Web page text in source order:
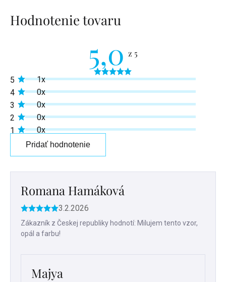
Hodnotenie tovaru
5,0
Priemerné
hodnotenie
produktu
5,0
z
hviezdičiek.
5
1x
4
0x
3
0x
2
0x
1
0x
Pridať hodnotenie
Romana Hamáková
Hodnotenie
produktu
je
hviezdičiek.
3.2.2026
Zákazník z Českej republiky hodnotí: Milujem tento vzor,
opál a farbu!
Majya